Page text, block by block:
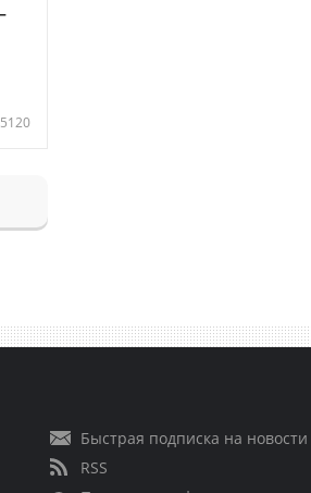
5120
Быстрая подписка на новости
RSS